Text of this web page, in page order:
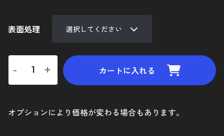
マイカート
新規会員登録
お気に入り
特定商取引法に基づく表示
表面処理
- + カートに入れる
オプションにより価格が変わる場合もあります。